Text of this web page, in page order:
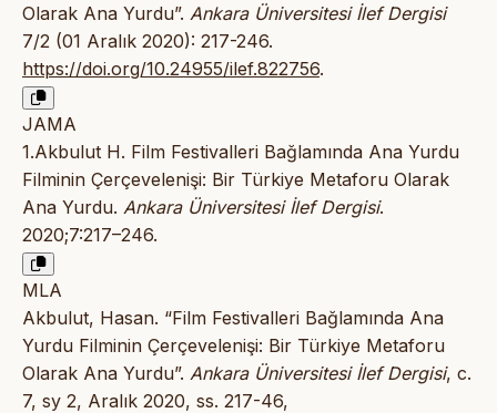
Olarak Ana Yurdu”. Ankara Üniversitesi İlef Dergisi
7/2 (01 Aralık 2020): 217-246.
https://doi.org/10.24955/ilef.822756.
JAMA
1.Akbulut H. Film Festivalleri Bağlamında Ana Yurdu
Filminin Çerçevelenişi: Bir Türkiye Metaforu Olarak
Ana Yurdu. Ankara Üniversitesi İlef Dergisi.
2020;7:217–246.
MLA
Akbulut, Hasan. “Film Festivalleri Bağlamında Ana
Yurdu Filminin Çerçevelenişi: Bir Türkiye Metaforu
Olarak Ana Yurdu”. Ankara Üniversitesi İlef Dergisi, c.
7, sy 2, Aralık 2020, ss. 217-46,